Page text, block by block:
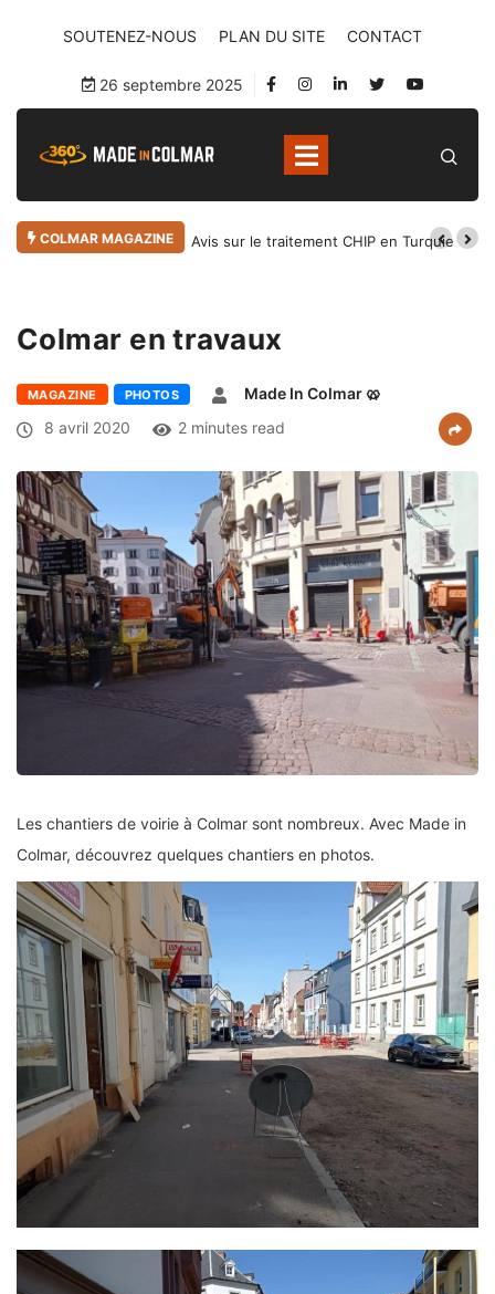
SOUTENEZ-NOUS PLAN DU SITE CONTACT
26 septembre 2025
COLMAR MAGAZINE Avis sur le traitement CHIP en Turquie
Colmar en travaux
MAGAZINE PHOTOS
Made In Colmar 🥨
8 avril 2020
2 minutes read
Les chantiers de voirie à Colmar sont nombreux. Avec Made in
Colmar, découvrez quelques chantiers en photos.